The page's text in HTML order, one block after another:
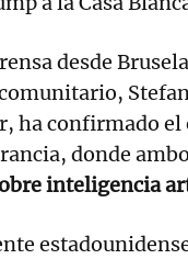
desde
ha confirmado el
donde
inteligencia